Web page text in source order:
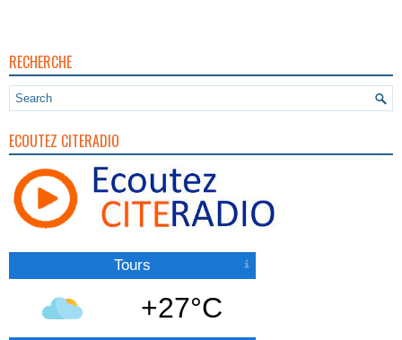
RECHERCHE
ECOUTEZ CITERADIO
Tours
+27°C